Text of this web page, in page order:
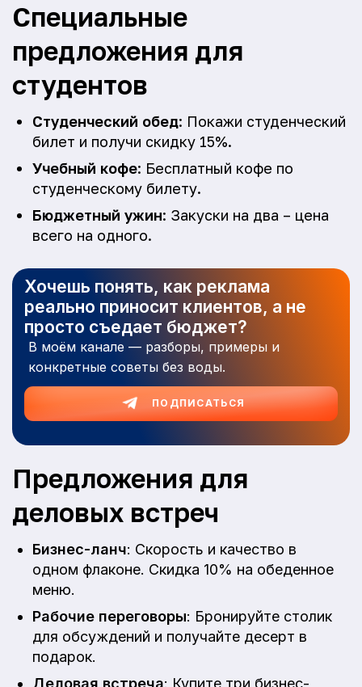
Специальные
предложения для
студентов
Студенческий обед: Покажи студенческий
билет и получи скидку 15%.
Учебный кофе: Бесплатный кофе по
студенческому билету.
Бюджетный ужин: Закуски на два – цена
всего на одного.
Хочешь понять, как реклама
реально приносит клиентов, а не
просто съедает бюджет?
В моём канале — разборы, примеры и
конкретные советы без воды.
ПОДПИСАТЬСЯ
Предложения для
деловых встреч
Бизнес-ланч: Скорость и качество в
одном флаконе. Скидка 10% на обеденное
меню.
Рабочие переговоры: Бронируйте столик
для обсуждений и получайте десерт в
подарок.